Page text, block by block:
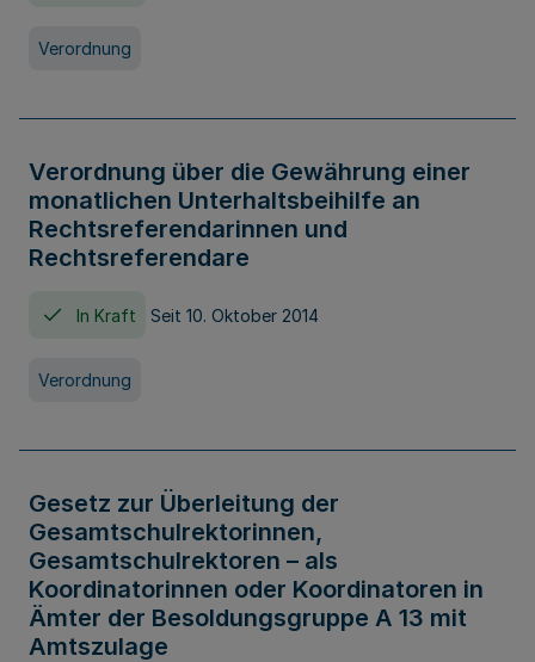
Verordnung
Verordnung über die Gewährung einer
monatlichen Unterhaltsbeihilfe an
Rechtsreferendarinnen und
Rechtsreferendare
In Kraft Seit 10. Oktober 2014
Verordnung
Gesetz zur Überleitung der
Gesamtschulrektorinnen,
Gesamtschulrektoren – als
Koordinatorinnen oder Koordinatoren in
Ämter der Besoldungsgruppe A 13 mit
Amtszulage